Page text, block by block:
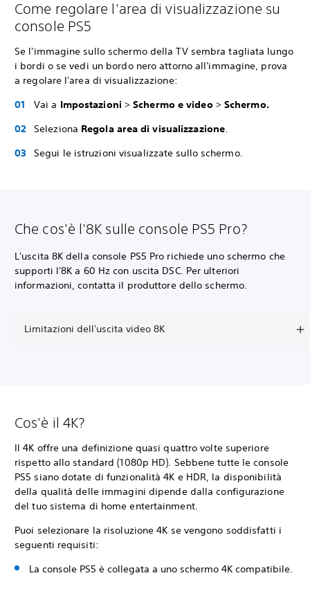
Come regolare l'area di visualizzazione su
console PS5
Se l'immagine sullo schermo della TV sembra tagliata lungo
i bordi o se vedi un bordo nero attorno all'immagine, prova
a regolare l'area di visualizzazione:
Vai a Impostazioni >Schermo e video > Schermo.
Seleziona Regola area di visualizzazione.
Segui le istruzioni visualizzate sullo schermo.
Che cos'è l'8K sulle console PS5 Pro?
L'uscita 8K della console PS5 Pro richiede uno schermo che
supporti l'8K a 60 Hz con uscita DSC. Per ulteriori
informazioni, contatta il produttore dello schermo.
Limitazioni dell'uscita video 8K
Cos'è il 4K?
Il 4K offre una definizione quasi quattro volte superiore
rispetto allo standard (1080p HD). Sebbene tutte le console
PS5 siano dotate di funzionalità 4K e HDR, la disponibilità
della qualità delle immagini dipende dalla configurazione
del tuo sistema di home entertainment.
Puoi selezionare la risoluzione 4K se vengono soddisfatti i
seguenti requisiti:
La console PS5 è collegata a uno schermo 4K compatibile.